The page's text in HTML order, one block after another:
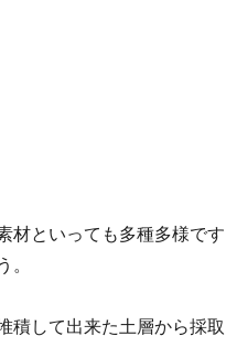
材といっても多種多様です
。
積して出来た土層から採取